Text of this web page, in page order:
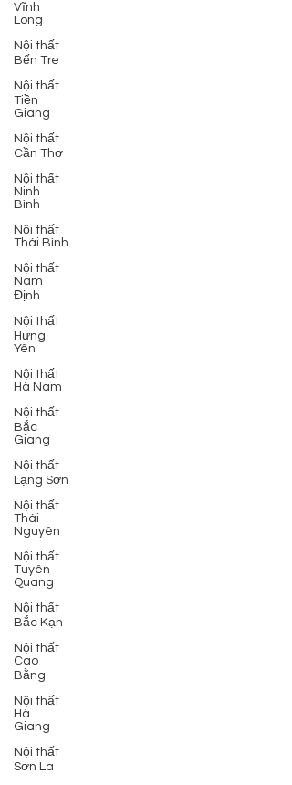
Vĩnh
Long
Nội thất
Bến Tre
Nội thất
Tiền
Giang
Nội thất
Cần Thơ
Nội thất
Ninh
Bình
Nội thất
Thái Bình
Nội thất
Nam
Định
Nội thất
Hưng
Yên
Nội thất
Hà Nam
Nội thất
Bắc
Giang
Nội thất
Lạng Sơn
Nội thất
Thái
Nguyên
Nội thất
Tuyên
Quang
Nội thất
Bắc Kạn
Nội thất
Cao
Bằng
Nội thất
Hà
Giang
Nội thất
Sơn La